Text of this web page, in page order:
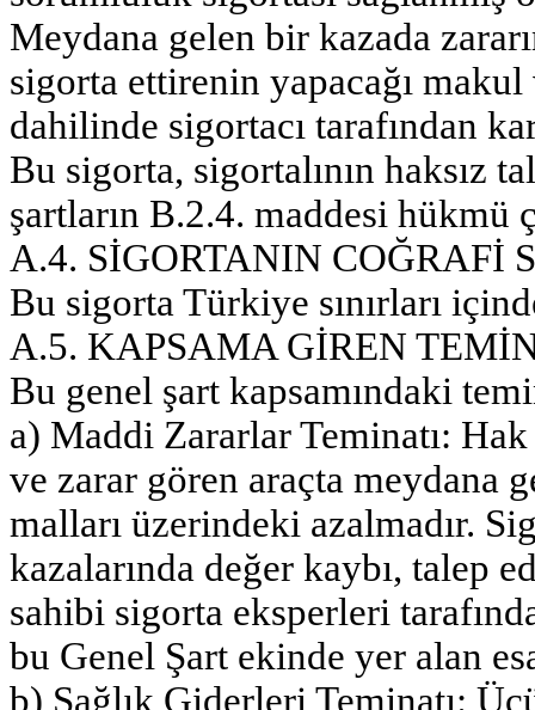
Meydana gelen bir kazada
sigorta ettirenin yapacağı
dahilinde sigortacı tarafından
Bu sigorta, sigortalının haksız
şartların B.2.4. maddesi hükmü
A.4. SİGORTANIN COĞRAFİ
Bu sigorta Türkiye sınırları
A.5. KAPSAMA GİREN
Bu genel şart kapsamındaki
a) Maddi Zararlar Teminatı:
ve zarar gören araçta meydana
malları üzerindeki azalmadır.
kazalarında değer kaybı, talep
sahibi sigorta eksperleri
bu Genel Şart ekinde yer alan
b) Sağlık Giderleri Teminatı: